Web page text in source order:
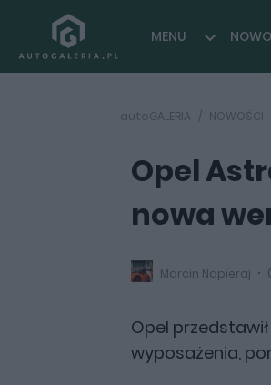
MENU
autoGALERIA NOWOŚCI
Opel
nowa
Marcin Napieraj
Opel
wyposażenia,